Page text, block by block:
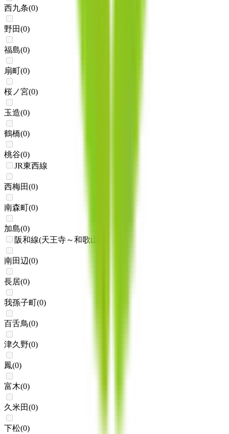
西九条(0)
野田(0)
福島(0)
扇町(0)
桜ノ宮(0)
玉造(0)
鶴橋(0)
桃谷(0)
JR東西線
西梅田(0)
南森町(0)
加島(0)
阪和線(天王寺～和歌山)
南田辺(0)
長居(0)
我孫子町(0)
百舌鳥(0)
津久野(0)
鳳(0)
富木(0)
久米田(0)
下松(0)